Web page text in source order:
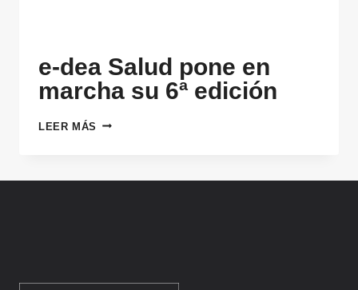
e-dea Salud pone en
marcha su 6ª edición
LEER MÁS E-